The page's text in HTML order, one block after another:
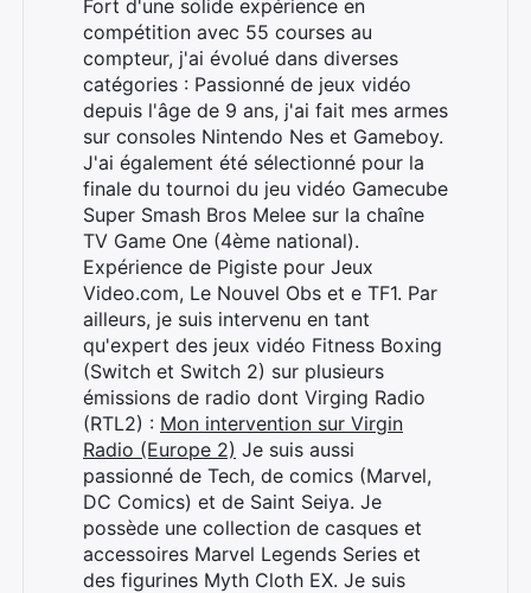
Fort d'une solide expérience en
compétition avec 55 courses au
compteur, j'ai évolué dans diverses
catégories : Passionné de jeux vidéo
depuis l'âge de 9 ans, j'ai fait mes armes
sur consoles Nintendo Nes et Gameboy.
J'ai également été sélectionné pour la
finale du tournoi du jeu vidéo Gamecube
Super Smash Bros Melee sur la chaîne
TV Game One (4ème national).
Expérience de Pigiste pour Jeux
Video.com, Le Nouvel Obs et e TF1. Par
ailleurs, je suis intervenu en tant
qu'expert des jeux vidéo Fitness Boxing
(Switch et Switch 2) sur plusieurs
émissions de radio dont Virging Radio
(RTL2) : Mon intervention sur Virgin
Radio (Europe 2) Je suis aussi
passionné de Tech, de comics (Marvel,
DC Comics) et de Saint Seiya. Je
possède une collection de casques et
accessoires Marvel Legends Series et
des figurines Myth Cloth EX. Je suis